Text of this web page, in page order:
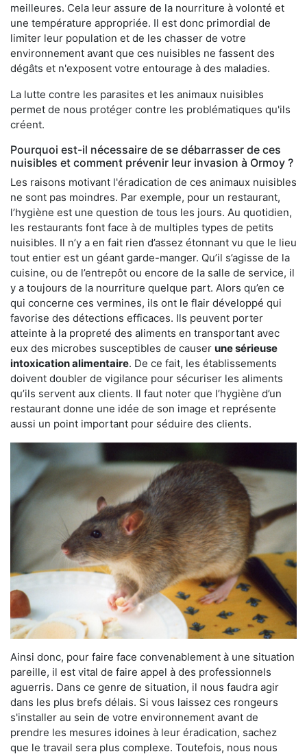
meilleures. Cela leur assure de la nourriture à volonté et
une température appropriée. Il est donc primordial de
limiter leur population et de les chasser de votre
environnement avant que ces nuisibles ne fassent des
dégâts et n'exposent votre entourage à des maladies.
La lutte contre les parasites et les animaux nuisibles
permet de nous protéger contre les problématiques qu'ils
créent.
Pourquoi est-il nécessaire de se débarrasser de ces
nuisibles et comment prévenir leur invasion à Ormoy ?
Les raisons motivant l'éradication de ces animaux nuisibles
ne sont pas moindres. Par exemple, pour un restaurant,
l’hygiène est une question de tous les jours. Au quotidien,
les restaurants font face à de multiples types de petits
nuisibles. Il n’y a en fait rien d’assez étonnant vu que le lieu
tout entier est un géant garde-manger. Qu’il s’agisse de la
cuisine, ou de l’entrepôt ou encore de la salle de service, il
y a toujours de la nourriture quelque part. Alors qu’en ce
qui concerne ces vermines, ils ont le flair développé qui
favorise des détections efficaces. Ils peuvent porter
atteinte à la propreté des aliments en transportant avec
eux des microbes susceptibles de causer une sérieuse
intoxication alimentaire. De ce fait, les établissements
doivent doubler de vigilance pour sécuriser les aliments
qu’ils servent aux clients. Il faut noter que l’hygiène d’un
restaurant donne une idée de son image et représente
aussi un point important pour séduire des clients.
Ainsi donc, pour faire face convenablement à une situation
pareille, il est vital de faire appel à des professionnels
aguerris. Dans ce genre de situation, il nous faudra agir
dans les plus brefs délais. Si vous laissez ces rongeurs
s'installer au sein de votre environnement avant de
prendre les mesures idoines à leur éradication, sachez
que le travail sera plus complexe. Toutefois, nous nous